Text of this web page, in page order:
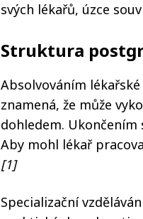
svých lékařů, úzce
Struktura
Absolvováním
znamená, že může
dohledem.
Aby mohl lékař
[1]
Specializační